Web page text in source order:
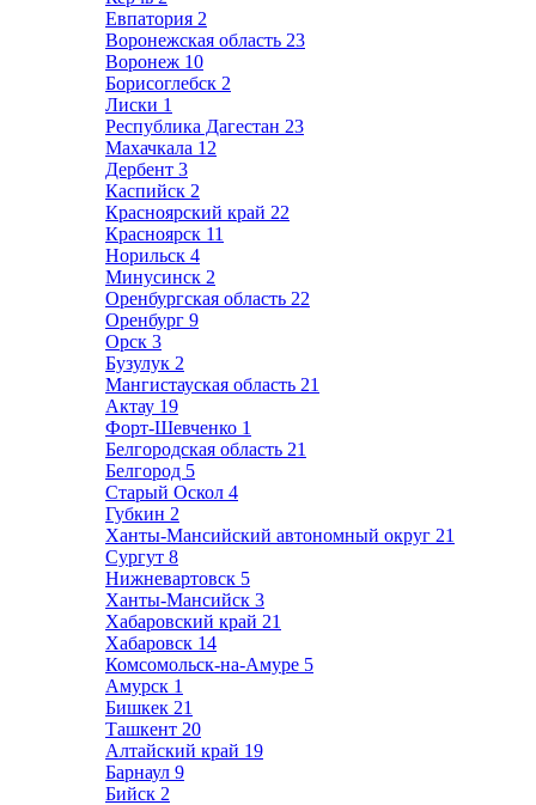
Евпатория 2
Воронежская область 23
Воронеж 10
Борисоглебск 2
Лиски 1
Республика Дагестан 23
Махачкала 12
Дербент 3
Каспийск 2
Красноярский край 22
Красноярск 11
Норильск 4
Минусинск 2
Оренбургская область 22
Оренбург 9
Орск 3
Бузулук 2
Мангистауская область 21
Актау 19
Форт-Шевченко 1
Белгородская область 21
Белгород 5
Старый Оскол 4
Губкин 2
Ханты-Мансийский автономный округ 21
Сургут 8
Нижневартовск 5
Ханты-Мансийск 3
Хабаровский край 21
Хабаровск 14
Комсомольск-на-Амуре 5
Амурск 1
Бишкек 21
Ташкент 20
Алтайский край 19
Барнаул 9
Бийск 2